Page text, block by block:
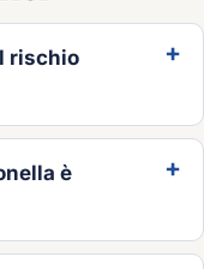
rischio
è